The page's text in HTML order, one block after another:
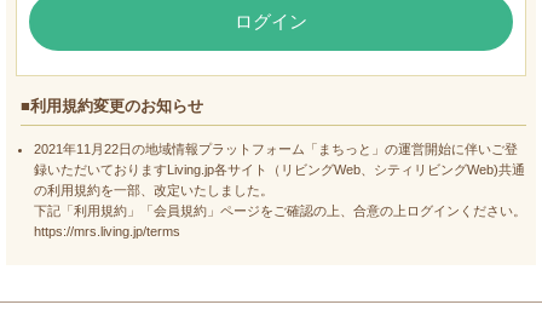
ログイン
■利用規約変更のお知らせ
2021年11月22日の地域情報プラットフォーム「まちっと」の運営開始に伴いご登
録いただいておりますLiving.jp各サイト（リビングWeb、シティリビングWeb)共通
の利用規約を一部、改定いたしました。
下記「利用規約」「会員規約」ページをご確認の上、合意の上ログインください。
https://mrs.living.jp/terms